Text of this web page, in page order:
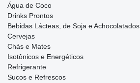
Água de Coco
Drinks Prontos
Bebidas Lácteas, de Soja e Achocolatados
Cervejas
Chás e Mates
Isotônicos e Energéticos
Refrigerante
Sucos e Refrescos